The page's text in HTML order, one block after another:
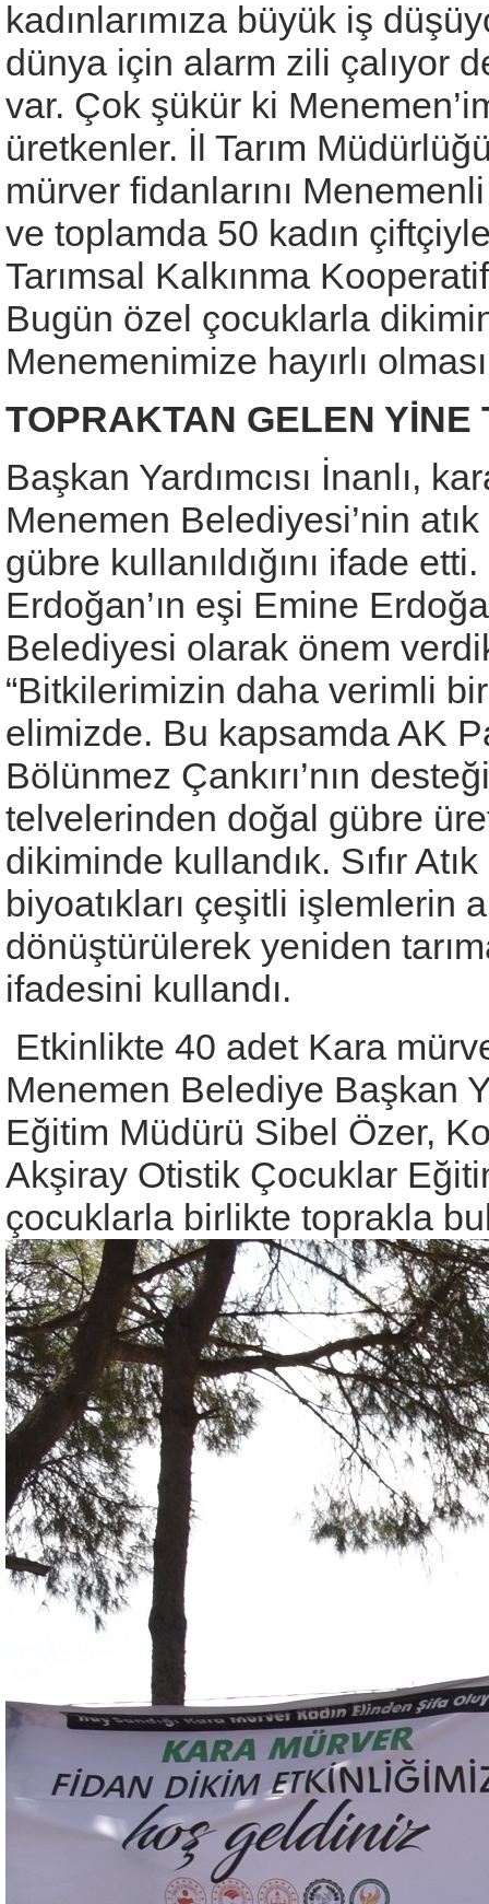
kadınlarımıza büyük iş
dünya için alarm zili çalıyor
var. Çok şükür ki
üretkenler. İl Tarım
mürver fidanlarını
ve toplamda 50 kadın
Tarımsal Kalkınma
Bugün özel çocuklarla
Menemenimize hayırlı
TOPRAKTAN GELEN YİNE
Başkan Yardımcısı İnanlı,
Menemen Belediyesi’nin
gübre kullanıldığını ifade
Erdoğan’ın eşi Emine
Belediyesi olarak önem
“Bitkilerimizin daha verimli
elimizde. Bu kapsamda AK
Bölünmez Çankırı’nın
telvelerinden doğal gübre
dikiminde kullandık. Sıfır
biyoatıkları çeşitli işlemlerin
dönüştürülerek yeniden
ifadesini kullandı.
Etkinlikte 40 adet Kara
Menemen Belediye Başkan
Eğitim Müdürü Sibel Özer,
Akşiray Otistik Çocuklar
çocuklarla birlikte toprakla